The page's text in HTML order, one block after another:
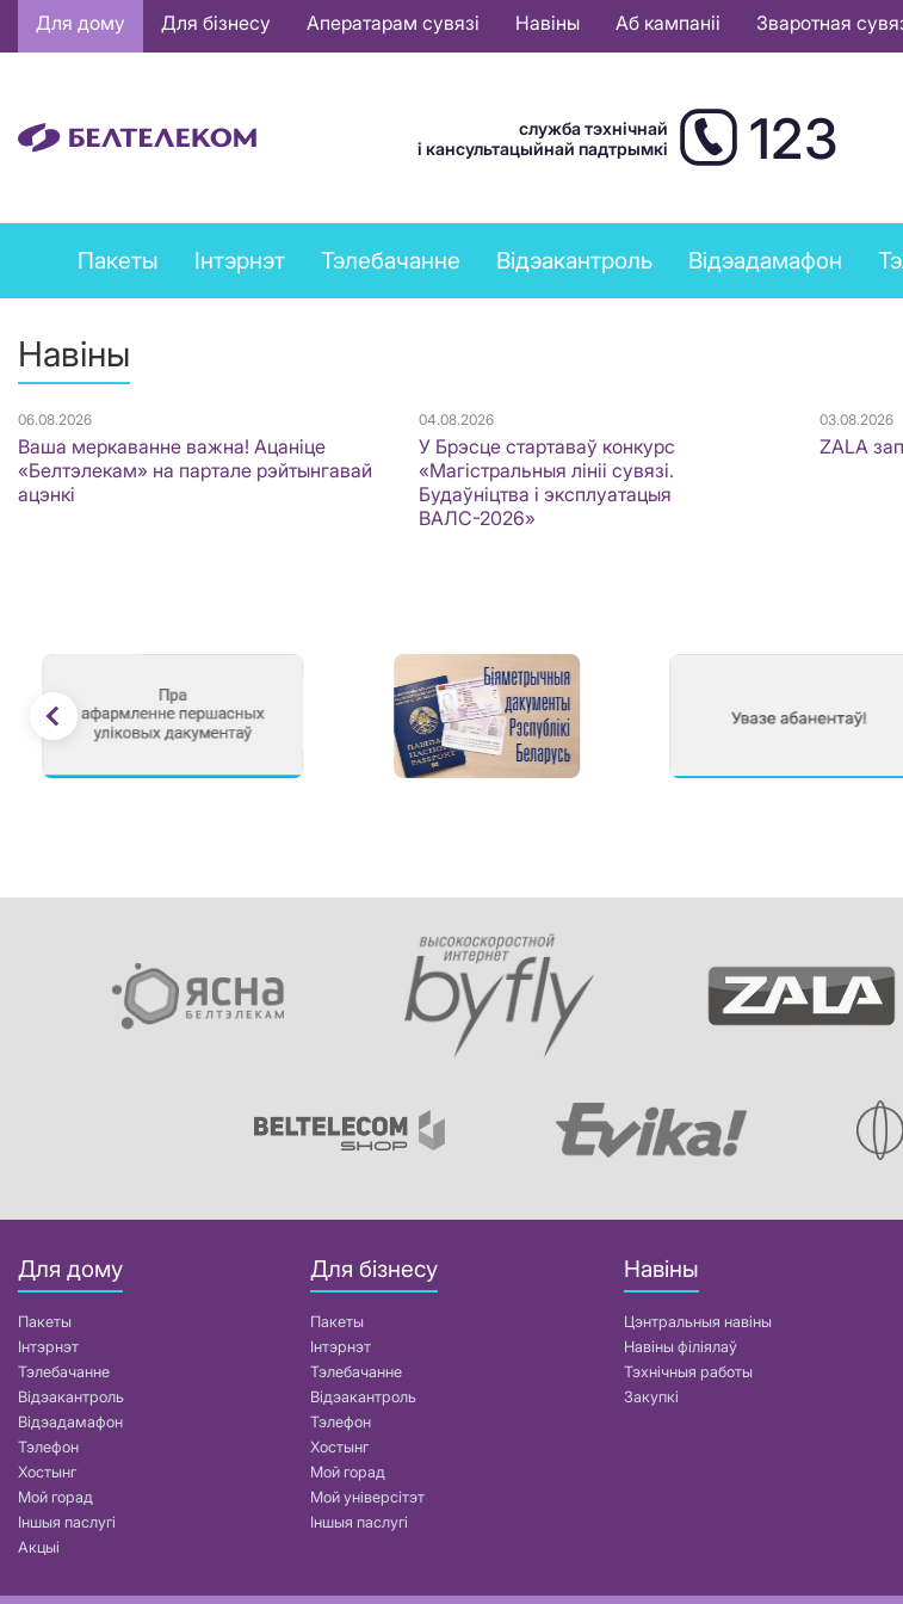
Основная
навигация
Для дому Для бізнесу Аператарам сувязі Навіны Аб кампаніі Зваротная
служба тэхнічнай
і кансультацыйнай падтрымкі
123
Private
services
Пакеты Інтэрнэт Тэлебачанне Відэакантроль Відэадамафон
Навіны
06.08.2026
Ваша меркаванне важна! Ацаніце
«Белтэлекам» на партале рэйтынгавай
ацэнкі
04.08.2026
У Брэсце стартаваў конкурс
«Магістральныя лініі сувязі.
Будаўніцтва і эксплуатацыя
ВАЛС-2026»
03.08.2026
ZALA
Для дому
Пакеты
Інтэрнэт
Тэлебачанне
Відэакантроль
Відэадамафон
Тэлефон
Хостынг
Мой горад
Іншыя паслугі
Акцыі
Для бізнесу
Пакеты
Інтэрнэт
Тэлебачанне
Відэакантроль
Тэлефон
Хостынг
Мой горад
Мой універсітэт
Іншыя паслугі
Навіны
Цэнтральныя навіны
Навіны філіялаў
Тэхнічныя работы
Закупкі